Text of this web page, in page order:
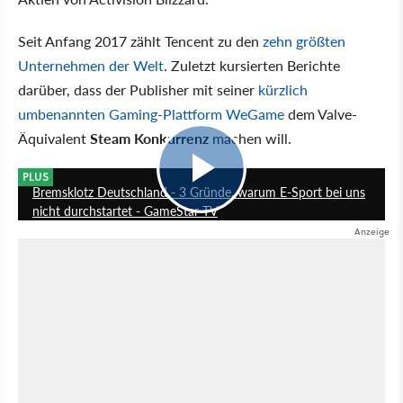
Seit Anfang 2017 zählt Tencent zu den zehn größten
Unternehmen der Welt. Zuletzt kursierten Berichte
darüber, dass der Publisher mit seiner kürzlich
umbenannten Gaming-Plattform WeGamedem Valve-
ÄquivalentSteam Konkurrenz machen will.
PLUS
Bremsklotz Deutschland - 3 Gründe, warum E-Sport bei uns
nicht durchstartet - GameStar TV